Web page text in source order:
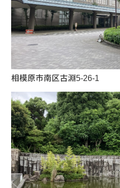
相模原市南区古淵5-26-1